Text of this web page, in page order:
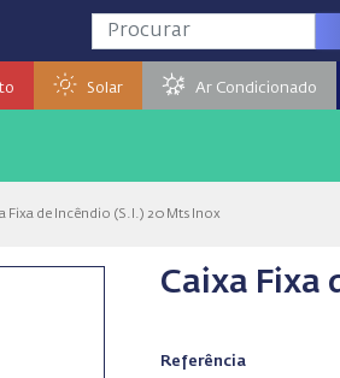
Solar Ar Condicionado
Fixa de Incêndio (S.I.) 20 Mts Inox
Caixa Fixa
Referência